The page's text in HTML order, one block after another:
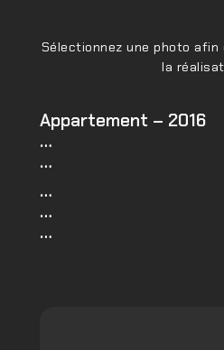
Sélectionnez une photo afin
la
Appartement – 2016
…
…
…
…
…